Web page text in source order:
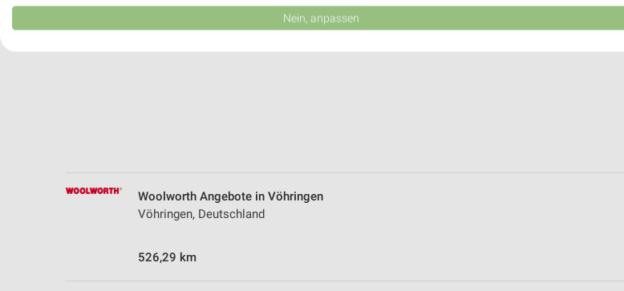
Woolworth Angebote in Vöhringen
Vöhringen, Deutschland
526,29 km
Erstellung von Profilen für personalisierte Werbung
Analyse von Zielgruppen durch Statistiken oder Kombinationen von Daten aus verschiedenen
Entwicklung und Verbesserung der Angebote
Nein, anpassen